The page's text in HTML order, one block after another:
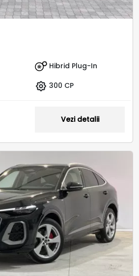
Hibrid Plug-In
300 CP
Vezi detalii